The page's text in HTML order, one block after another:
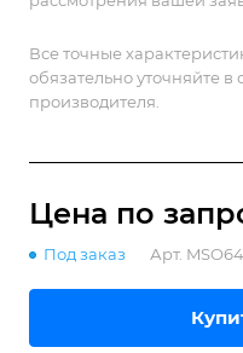
Все точные
обязательно уточняйте
производителя.
Цена по запр
Под заказ Арт.